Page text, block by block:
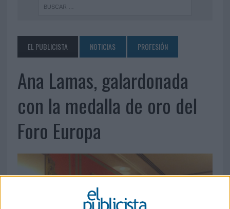
EL PUBLICISTA NOTICIAS PROFESIÓN
Ana Lamas, galardonada
con la medalla de oro del
Foro Europa